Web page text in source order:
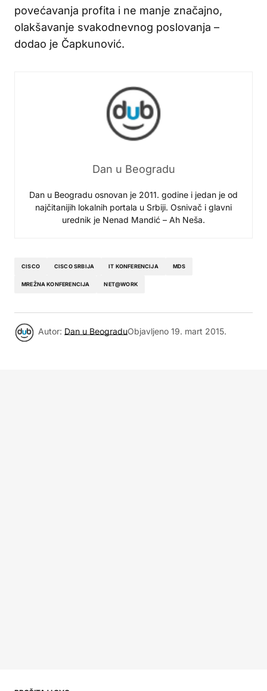
povećavanja profita i ne manje značajno,
olakšavanje svakodnevnog poslovanja –
dodao je Čapkunović.
Dan u Beogradu
Dan u Beogradu osnovan je 2011. godine i jedan je od
najčitanijih lokalnih portala u Srbiji. Osnivač i glavni
urednik je Nenad Mandić – Ah Neša.
CISCO CISCO SRBIJA IT KONFERENCIJA MDS
MREŽNA KONFERENCIJA NET@WORK
Autor: Dan u BeograduObjavljeno 19. mart 2015.